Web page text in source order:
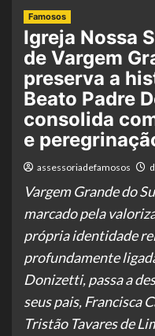
Famosos
Igreja Nossa
de Vargem
preserva a
Beato Padre
consolida
e
assessoriadefamosos
Vargem Grande do
marcado pela
própria identidade
profundamente
Donizetti, passa a
seus pais, Francisca
Tristão Tavares de